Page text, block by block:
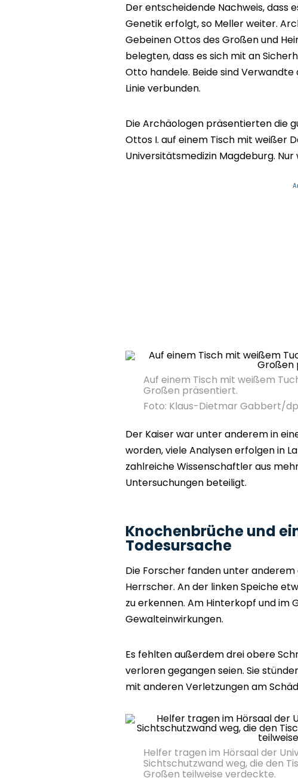
Der entscheidende Nachweis, dass
Genetik erfolgt, so Meller weiter.
Gebeinen Ottos des Großen und
belegten, dass es sich mit an
Otto handele. Beide sind
Linie verbunden.
Die Archäologen präsentierten die
Ottos I. auf einem Tisch mit weißer
Universitätsmedizin Magdeburg.
Auf einem Tisch mit weißem
Großen präsentiert.
Foto: Klaus-Dietmar Gabbert/
Der Kaiser war unter anderem in
worden, viele Analysen erfolgen in
zahlreiche Wissenschaftler aus
Untersuchungen beteiligt.
Knochenbrüche und
Todesursache
Die Forscher fanden unter
Herrscher. An der linken Speiche
zu erkennen. Am Hinterkopf und im
Gewalteinwirkungen.
Es fehlten außerdem drei obere
verloren gegangen seien. Sie
mit anderen Verletzungen am
Helfer tragen im Hörsaal der
Sichtschutzwand weg, die den
Großen teilweise verdeckte.